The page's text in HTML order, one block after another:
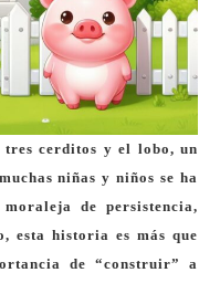
cerditos y el lobo, un
niñas y niños se ha
de persistencia,
esta historia es más que
de “construir” a